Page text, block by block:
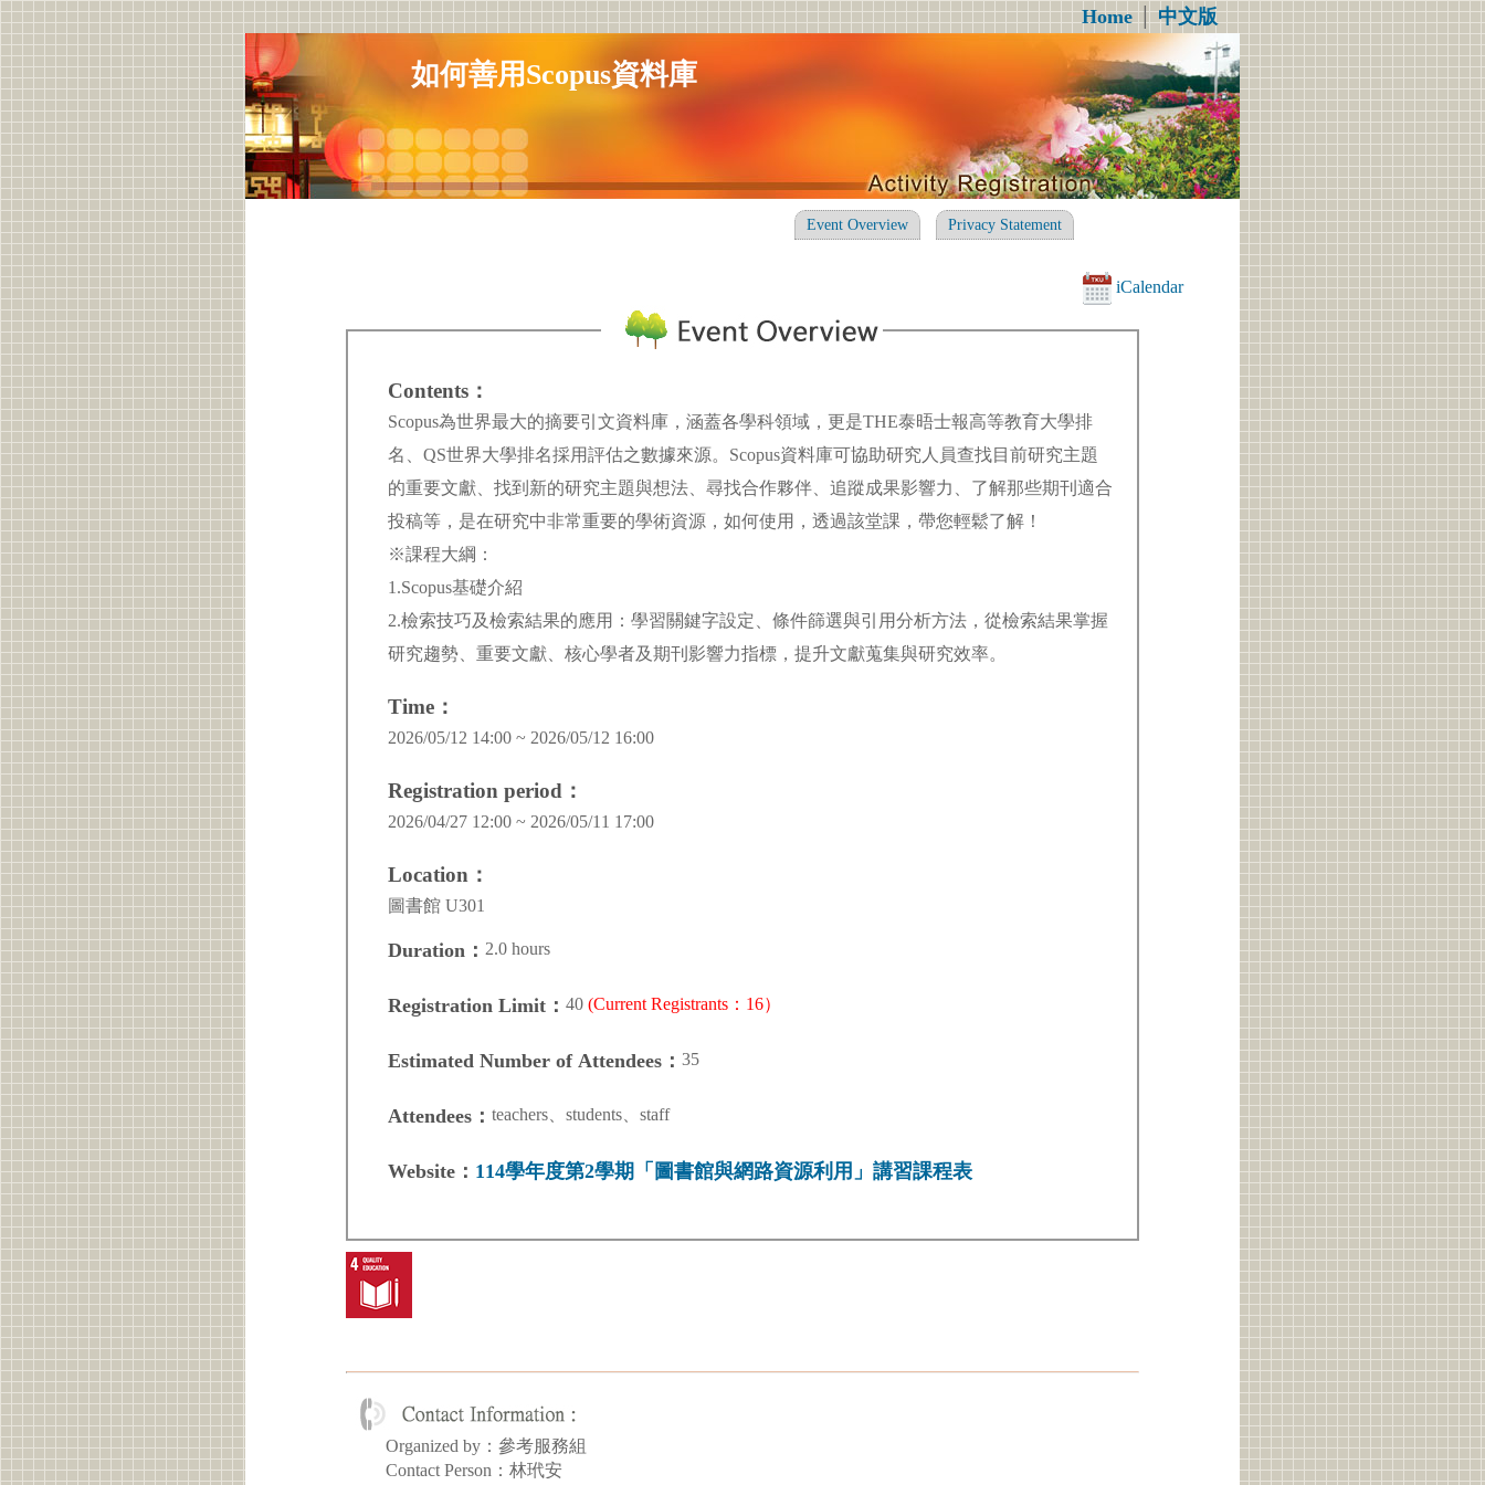
Home│中文版
如何善用Scopus資料庫
Event Overview Privacy Statement
iCalendar
Contents：
Scopus為世界最大的摘要引文資料庫，涵蓋各學科領域，更是THE泰晤士報高等教育大學排
名、QS世界大學排名採用評估之數據來源。Scopus資料庫可協助研究人員查找目前研究主題
的重要文獻、找到新的研究主題與想法、尋找合作夥伴、追蹤成果影響力、了解那些期刊適合
投稿等，是在研究中非常重要的學術資源，如何使用，透過該堂課，帶您輕鬆了解！
※課程大綱：
1.Scopus基礎介紹
2.檢索技巧及檢索結果的應用：學習關鍵字設定、條件篩選與引用分析方法，從檢索結果掌握
研究趨勢、重要文獻、核心學者及期刊影響力指標，提升文獻蒐集與研究效率。
Time：
2026/05/12 14:00 ~ 2026/05/12 16:00
Registration period：
2026/04/27 12:00 ~ 2026/05/11 17:00
Location：
圖書館 U301
Duration： 2.0 hours
Registration Limit： 40 (Current Registrants：16）
Estimated Number of Attendees： 35
Attendees： teachers、students、staff
Website： 114學年度第2學期「圖書館與網路資源利用」講習課程表
Organized by：參考服務組
Contact Person：林玳安